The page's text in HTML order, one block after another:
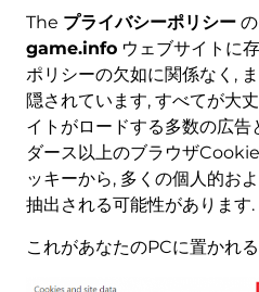
The プライバシーポリシーの
game.infoウェブサイトに
ポリシーの欠如に関係なく,
隠されています, すべてが大
イトがロードする多数の広告
ダース以上のブラウザ
ッキーから, 多くの個人的お
抽出される可能性があります.
これがあなたのPCに置かれ